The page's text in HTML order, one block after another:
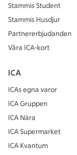
Stammis Student
Stammis Husdjur
Partnererbjudanden
Våra ICA-kort
ICA
ICAs egna varor
ICA Gruppen
ICA Nära
ICA Supermarket
ICA Kvantum